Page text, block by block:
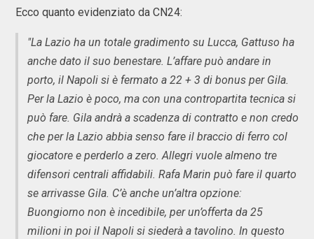
Ecco quanto evidenziato da CN24:
"La Lazio ha un totale gradimento su Lucca, Gattuso ha
anche dato il suo benestare. L’affare può andare in
porto, il Napoli si è fermato a 22 + 3 di bonus per Gila.
Per la Lazio è poco, ma con una contropartita tecnica si
può fare. Gila andrà a scadenza di contratto e non credo
che per la Lazio abbia senso fare il braccio di ferro col
giocatore e perderlo a zero. Allegri vuole almeno tre
difensori centrali affidabili. Rafa Marin può fare il quarto
se arrivasse Gila. C’è anche un’altra opzione:
Buongiorno non è incedibile, per un’offerta da 25
milioni in poi il Napoli si siederà a tavolino. In questo